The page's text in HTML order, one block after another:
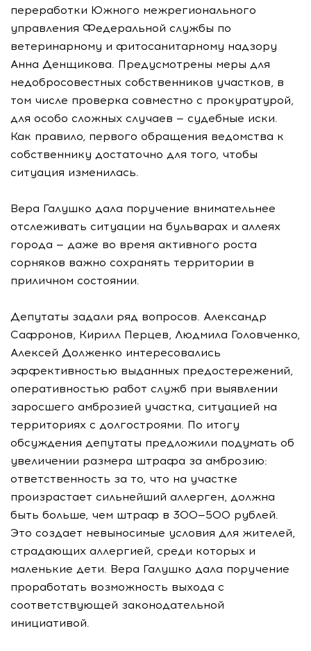
переработки Южного межрегионального
управления Федеральной службы по
ветеринарному и фитосанитарному надзору
Анна Денщикова. Предусмотрены меры для
недобросовестных собственников участков, в
том числе проверка совместно с прокуратурой,
для особо сложных случаев — судебные иски.
Как правило, первого обращения ведомства к
собственнику достаточно для того, чтобы
ситуация изменилась.
Вера Галушко дала поручение внимательнее
отслеживать ситуации на бульварах и аллеях
города — даже во время активного роста
сорняков важно сохранять территории в
приличном состоянии.
Депутаты задали ряд вопросов. Александр
Сафронов, Кирилл Перцев, Людмила Головченко,
Алексей Долженко интересовались
эффективностью выданных предостережений,
оперативностью работ служб при выявлении
заросшего амброзией участка, ситуацией на
территориях с долгостроями. По итогу
обсуждения депутаты предложили подумать об
увеличении размера штрафа за амброзию:
ответственность за то, что на участке
произрастает сильнейший аллерген, должна
быть больше, чем штраф в 300—500 рублей.
Это создает невыносимые условия для жителей,
страдающих аллергией, среди которых и
маленькие дети. Вера Галушко дала поручение
проработать возможность выхода с
соответствующей законодательной
инициативой.